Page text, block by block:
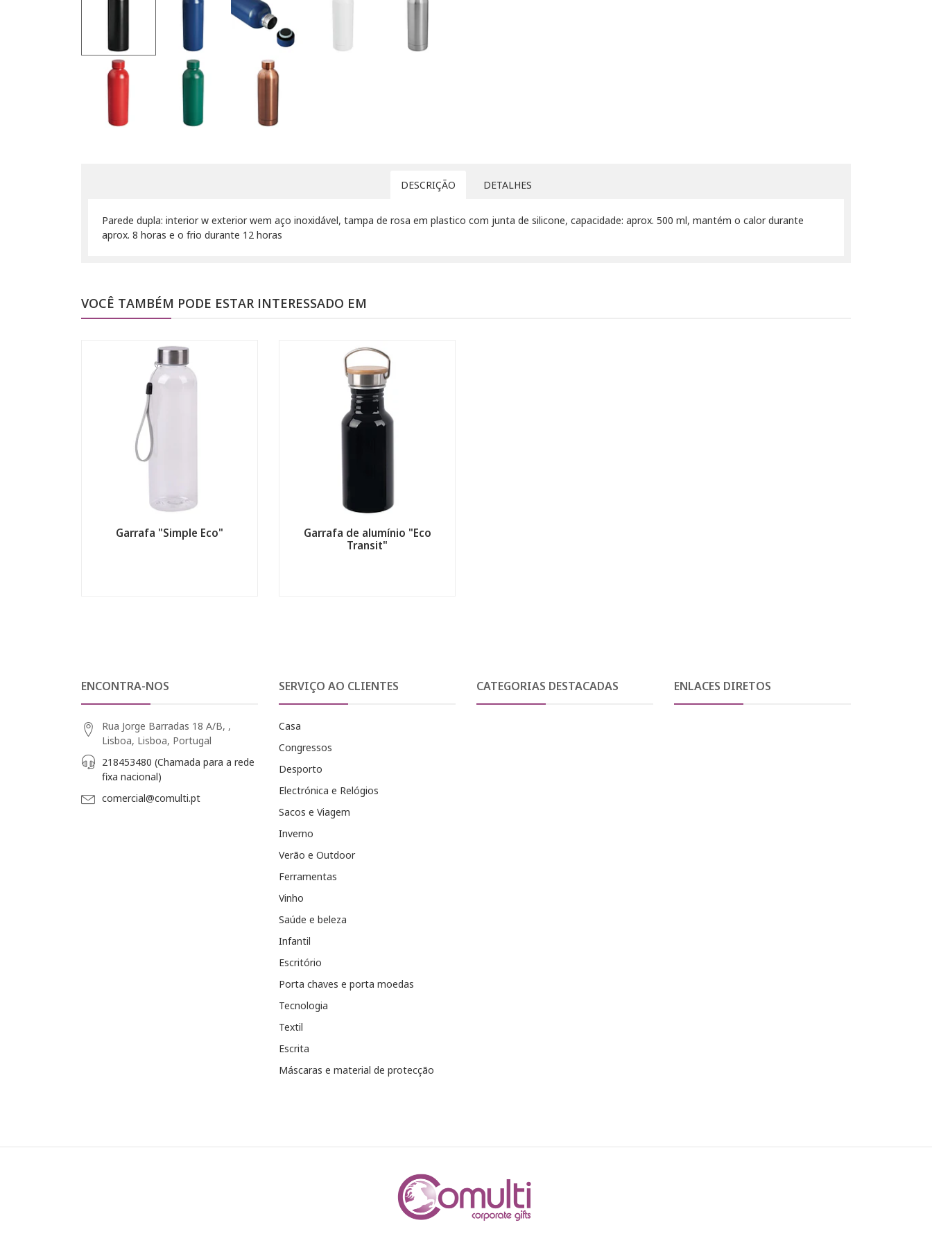
DESCRIÇÃO DETALHES
Parede dupla: interior w exterior wem aço inoxidável, tampa de rosa em plastico com junta de silicone, capacidade: aprox. 500 ml, mantém o calor durante
aprox. 8 horas e o frio durante 12 horas
VOCÊ TAMBÉM PODE ESTAR INTERESSADO EM
Garrafa "Simple Eco"
Garrafa de alumínio "Eco
Transit"
ENCONTRA-NOS
Rua Jorge Barradas 18 A/B, ,
Lisboa, Lisboa, Portugal
218453480 (Chamada para a rede
fixa nacional)
comercial@comulti.pt
SERVIÇO AO CLIENTES
Casa
Congressos
Desporto
Electrónica e Relógios
Sacos e Viagem
Inverno
Verão e Outdoor
Ferramentas
Vinho
Saúde e beleza
Infantil
Escritório
Porta chaves e porta moedas
Tecnologia
Textil
Escrita
Máscaras e material de protecção
CATEGORIAS DESTACADAS ENLACES DIRETOS